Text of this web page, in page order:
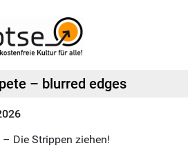
– blurred edges
Die Strippen ziehen!